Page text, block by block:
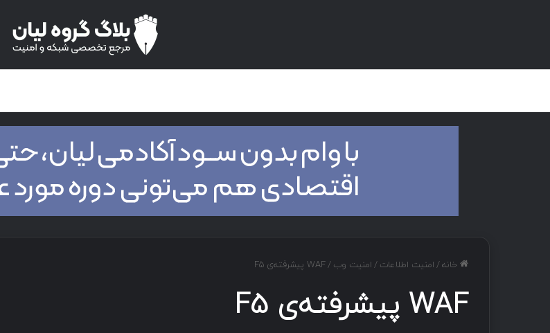
خانه/ امنیت اطلاعات / امنیت وب /WAF پیشرفته‌ی F5
WAF پیشرفته‌ی F5